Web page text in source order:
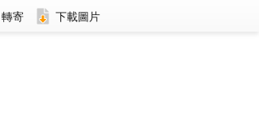
轉寄 下載圖片